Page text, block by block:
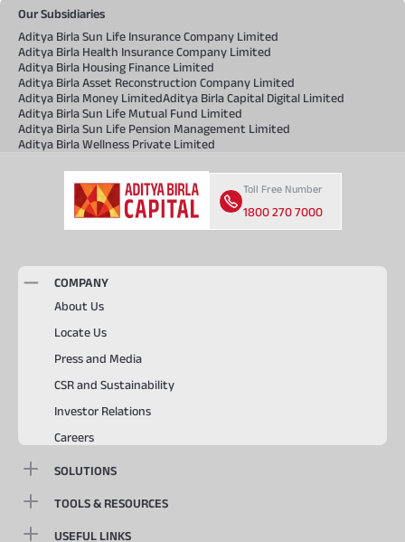
Our Subsidiaries
Aditya Birla Sun Life Insurance Company Limited
Aditya Birla Health Insurance Company Limited
Aditya Birla Housing Finance Limited
Aditya Birla Asset Reconstruction Company Limited
Aditya Birla Money LimitedAditya Birla Capital Digital Limited
Aditya Birla Sun Life Mutual Fund Limited
Aditya Birla Sun Life Pension Management Limited
Aditya Birla Wellness Private Limited
Toll Free Number
1800 270 7000
COMPANY
About Us
Locate Us
Press and Media
CSR and Sustainability
Investor Relations
Careers
SOLUTIONS
TOOLS & RESOURCES
USEFUL LINKS